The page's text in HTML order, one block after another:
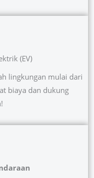
(EV)
lingkungan mulai dari
biaya dan dukung